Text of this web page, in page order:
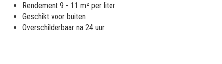
Rendement 9 - 11 m² per liter
Geschikt voor buiten
Overschilderbaar na 24 uur